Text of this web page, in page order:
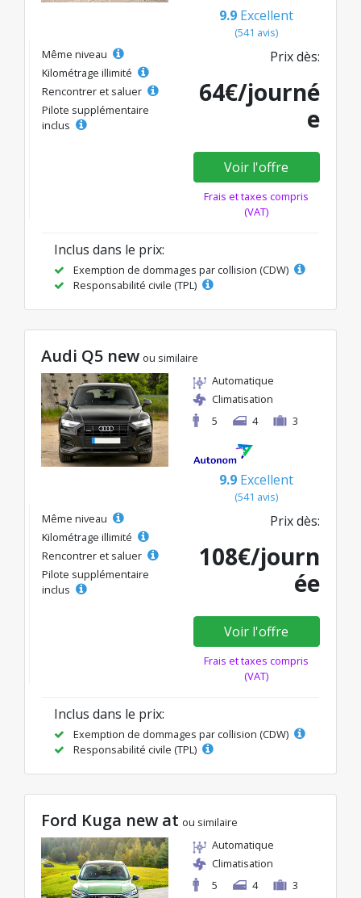
9.9 Excellent
(541 avis)
Même niveau
Kilométrage illimité
Rencontrer et saluer
Pilote supplémentaire
inclus
Prix dès:
64€/journé
e
Voir l'offre
Frais et taxes compris
(VAT)
Inclus dans le prix:
Exemption de dommages par collision (CDW)
Responsabilité civile (TPL)
Audi Q5 new ou similaire
Automatique
Climatisation
5
4 3
9.9 Excellent
(541 avis)
Même niveau
Kilométrage illimité
Rencontrer et saluer
Pilote supplémentaire
inclus
Prix dès:
108€/journ
ée
Voir l'offre
Frais et taxes compris
(VAT)
Inclus dans le prix:
Exemption de dommages par collision (CDW)
Responsabilité civile (TPL)
Ford Kuga new at ou similaire
Automatique
Climatisation
5
4 3